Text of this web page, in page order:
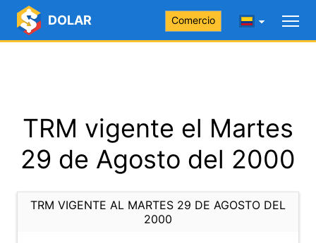
DOLAR Comercio
TRM vigente el Martes
29 de Agosto del 2000
TRM VIGENTE AL MARTES 29 DE AGOSTO DEL
2000